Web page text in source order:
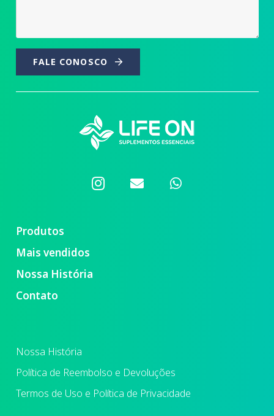
FALE CONOSCO
Produtos
Mais vendidos
Nossa História
Contato
Nossa História
Política de Reembolso e Devoluções
Termos de Uso e Política de Privacidade